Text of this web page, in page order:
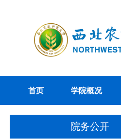
首页 学院概况
院务公开